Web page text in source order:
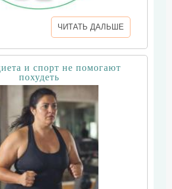
ЧИТАТЬ ДАЛЬШЕ
и спорт не помогают
похудеть